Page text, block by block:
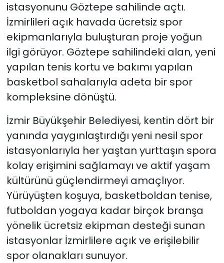
istasyonunu Göztepe sahilinde açtı.
İzmirlileri açık havada ücretsiz spor
ekipmanlarıyla buluşturan proje yoğun
ilgi görüyor. Göztepe sahilindeki alan, yeni
yapılan tenis kortu ve bakımı yapılan
basketbol sahalarıyla adeta bir spor
kompleksine dönüştü.
İzmir Büyükşehir Belediyesi, kentin dört bir
yanında yaygınlaştırdığı yeni nesil spor
istasyonlarıyla her yaştan yurttaşın spora
kolay erişimini sağlamayı ve aktif yaşam
kültürünü güçlendirmeyi amaçlıyor.
Yürüyüşten koşuya, basketboldan tenise,
futboldan yogaya kadar birçok branşa
yönelik ücretsiz ekipman desteği sunan
istasyonlar İzmirlilere açık ve erişilebilir
spor olanakları sunuyor.